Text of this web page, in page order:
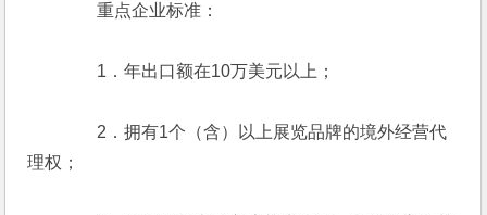
重点企业标准：
1．年出口额在10万美元以上；
2．拥有1个（含）以上展览品牌的境外经营代
理权；